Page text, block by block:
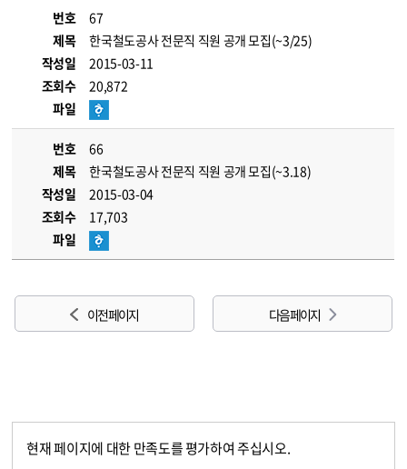
번호
67
제목
한국철도공사 전문직 직원 공개 모집(~3/25)
작성일
2015-03-11
조회수
20,872
파일
번호
66
제목
한국철도공사 전문직 직원 공개 모집(~3.18)
작성일
2015-03-04
조회수
17,703
파일
이전 페이지 다음 페이지
현재 페이지에 대한 만족도를 평가하여 주십시오.